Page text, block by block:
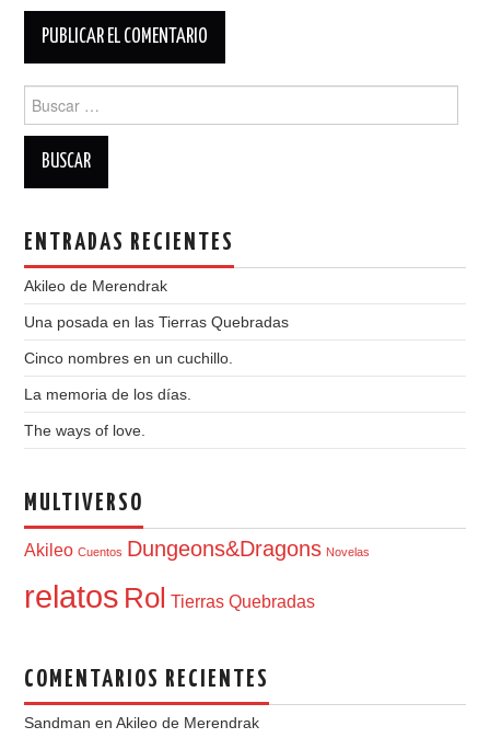
ENTRADAS RECIENTES
Akileo de Merendrak
Una posada en las Tierras Quebradas
Cinco nombres en un cuchillo.
La memoria de los días.
The ways of love.
MULTIVERSO
Akileo Cuentos Dungeons&Dragons Novelas
relatos Rol Tierras Quebradas
COMENTARIOS RECIENTES
Sandman enAkileo de Merendrak